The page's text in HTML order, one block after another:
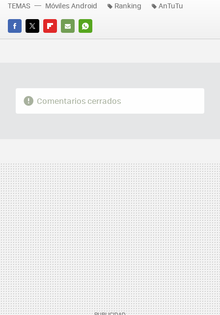
FACEBOOK
TWITTERFLIPBOARD
E-
WHATSAPP
TEMAS Móviles Android Ranking AnTuTu
Comentarios cerrados